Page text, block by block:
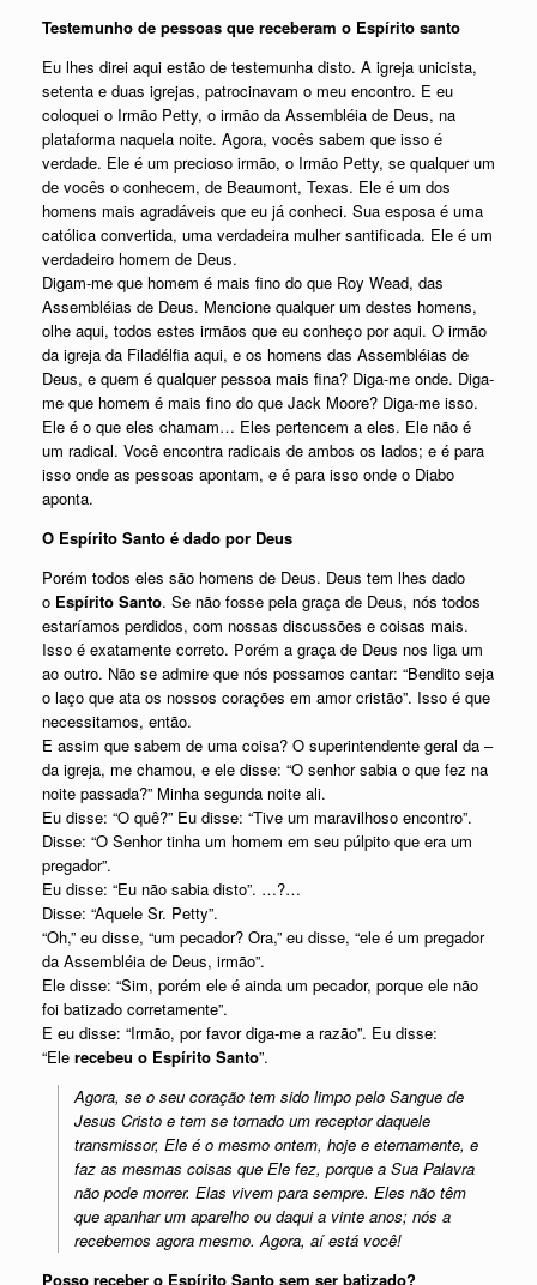
Testemunho de pessoas que receberam o Espírito santo
Eu lhes direi aqui estão de testemunha disto. A igreja unicista,
setenta e duas igrejas, patrocinavam o meu encontro. E eu
coloquei o Irmão Petty, o irmão da Assembléia de Deus, na
plataforma naquela noite. Agora, vocês sabem que isso é
verdade. Ele é um precioso irmão, o Irmão Petty, se qualquer um
de vocês o conhecem, de Beaumont, Texas. Ele é um dos
homens mais agradáveis que eu já conheci. Sua esposa é uma
católica convertida, uma verdadeira mulher santificada. Ele é um
verdadeiro homem de Deus.
Digam-me que homem é mais fino do que Roy Wead, das
Assembléias de Deus. Mencione qualquer um destes homens,
olhe aqui, todos estes irmãos que eu conheço por aqui. O irmão
da igreja da Filadélfia aqui, e os homens das Assembléias de
Deus, e quem é qualquer pessoa mais fina? Diga-me onde. Diga-
me que homem é mais fino do que Jack Moore? Diga-me isso.
Ele é o que eles chamam… Eles pertencem a eles. Ele não é
um radical. Você encontra radicais de ambos os lados; e é para
isso onde as pessoas apontam, e é para isso onde o Diabo
aponta.
O Espírito Santo é dado por Deus
Porém todos eles são homens de Deus. Deus tem lhes dado
o Espírito Santo. Se não fosse pela graça de Deus, nós todos
estaríamos perdidos, com nossas discussões e coisas mais.
Isso é exatamente correto. Porém a graça de Deus nos liga um
ao outro. Não se admire que nós possamos cantar: “Bendito seja
o laço que ata os nossos corações em amor cristão”. Isso é que
necessitamos, então.
E assim que sabem de uma coisa? O superintendente geral da –
da igreja, me chamou, e ele disse: “O senhor sabia o que fez na
noite passada?” Minha segunda noite ali.
Eu disse: “O quê?” Eu disse: “Tive um maravilhoso encontro”.
Disse: “O Senhor tinha um homem em seu púlpito que era um
pregador”.
Eu disse: “Eu não sabia disto”. …?…
Disse: “Aquele Sr. Petty”.
“Oh,” eu disse, “um pecador? Ora,” eu disse, “ele é um pregador
da Assembléia de Deus, irmão”.
Ele disse: “Sim, porém ele é ainda um pecador, porque ele não
foi batizado corretamente”.
E eu disse: “Irmão, por favor diga-me a razão”. Eu disse:
“Ele recebeu o Espírito Santo”.
Agora, se o seu coração tem sido limpo pelo Sangue de
Jesus Cristo e tem se tornado um receptor daquele
transmissor, Ele é o mesmo ontem, hoje e eternamente, e
faz as mesmas coisas que Ele fez, porque a Sua Palavra
não pode morrer. Elas vivem para sempre. Eles não têm
que apanhar um aparelho ou daqui a vinte anos; nós a
recebemos agora mesmo. Agora, aí está você!
Posso receber o Espírito Santo sem ser batizado?